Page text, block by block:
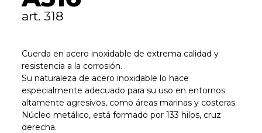
art. 318
Cuerda en acero inoxidable de extrema calidad y
resistencia a la corrosión.
Su naturaleza de acero inoxidable lo hace
especialmente adecuado para su uso en entornos
altamente agresivos, como áreas marinas y costeras.
Núcleo metálico, está formado por 133 hilos, cruz
derecha.